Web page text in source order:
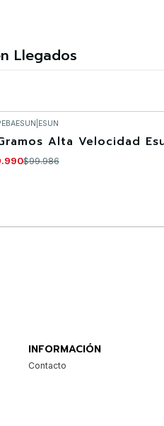
Llegados
ESUN
Alta Velocidad
$99.986
INFORMACIÓN
Contacto